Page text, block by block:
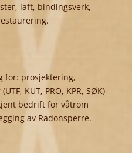
laft, bindingsverk,
for: prosjektering,
KUT, PRO, KPR, SØK)
bedrift for våtrom
av Radonsperre.